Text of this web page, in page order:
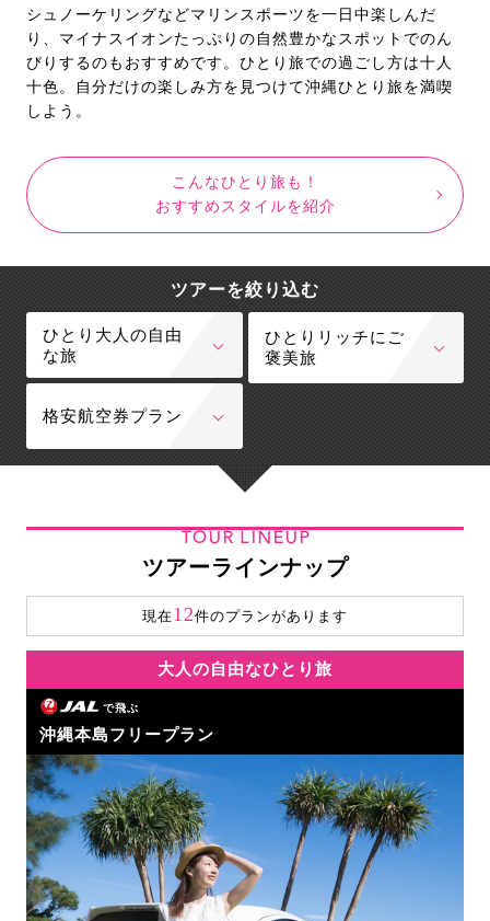
シュノーケリングなどマリンスポーツを一日中楽しんだ
り、マイナスイオンたっぷりの自然豊かなスポットでのん
びりするのもおすすめです。ひとり旅での過ごし方は十人
十色。自分だけの楽しみ方を見つけて沖縄ひとり旅を満喫
しよう。
こんなひとり旅も！
おすすめスタイルを紹介
ツアーを絞り込む
ひとり大人の自由
な旅
ひとりリッチにご
褒美旅
格安航空券プラン
TOUR LINEUP
ツアーラインナップ
現在12件のプランがあります
大人の自由なひとり旅
で飛ぶ
沖縄本島フリープラン